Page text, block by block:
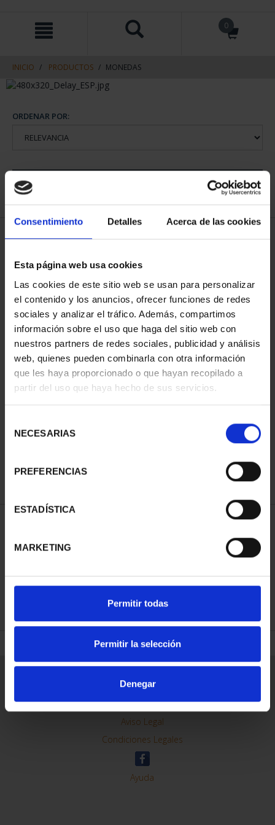
Consentimiento Detalles Acerca de las cookies
Esta página web usa cookies
Las cookies de este sitio web se usan para personalizar
el contenido y los anuncios, ofrecer funciones de redes
sociales y analizar el tráfico. Además, compartimos
información sobre el uso que haga del sitio web con
nuestros partners de redes sociales, publicidad y análisis
web, quienes pueden combinarla con otra información
que les haya proporcionado o que hayan recopilado a
partir del uso que haya hecho de sus servicios.
NECESARIAS
PREFERENCIAS
ESTADÍSTICA
MARKETING
Permitir todas
Permitir la selección
Denegar
contenido
navegacin
0
INICIO PRODUCTOS MONEDAS
ORDENAR POR:
1 Productos encontrados
73,00 €
REFINAR
Contacto
Preguntas Frequentes (FAQs)
Aviso Legal
Condiciones Legales
Ayuda